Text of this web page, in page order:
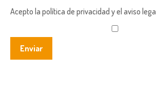
Acepto la política de privacidad y el aviso legal